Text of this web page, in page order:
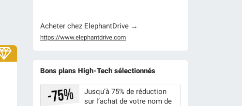
Acheter chez ElephantDrive →
https://www.elephantdrive.com
Bons plans High-Tech sélectionnés
Jusqu’à 75% de réduction
sur l’achat de votre nom de